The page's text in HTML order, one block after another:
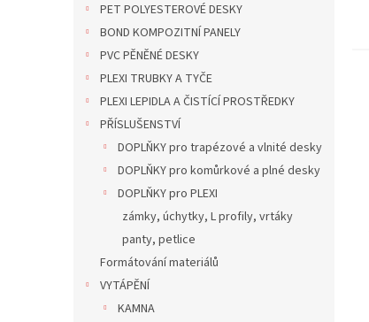
PET POLYESTEROVÉ DESKY
BOND KOMPOZITNÍ PANELY
PVC PĚNĚNÉ DESKY
PLEXI TRUBKY A TYČE
PLEXI LEPIDLA A ČISTÍCÍ PROSTŘEDKY
PŘÍSLUŠENSTVÍ
DOPLŇKY pro trapézové a vlnité desky
DOPLŇKY pro komůrkové a plné desky
DOPLŇKY pro PLEXI
zámky, úchytky, L profily, vrtáky
panty, petlice
Formátování materiálů
VYTÁPĚNÍ
KAMNA